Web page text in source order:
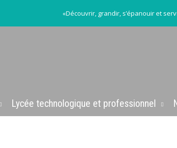
«Découvrir, grandir, s’épanouir et
Lycée technologique et professionnel